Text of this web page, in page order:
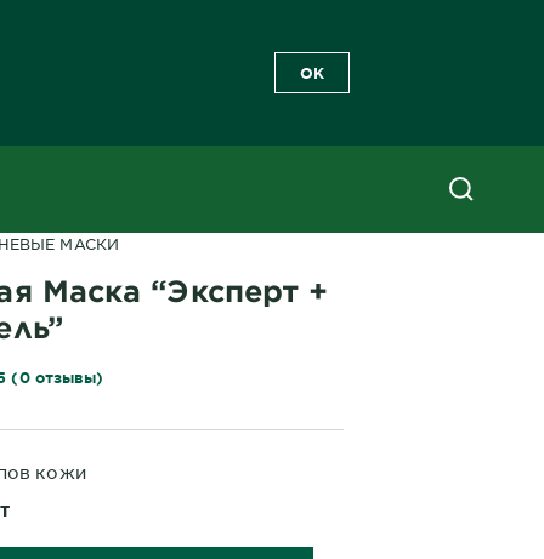
OK
МАСКИ
Маска “Эксперт +
(0 отзывы)
кожи